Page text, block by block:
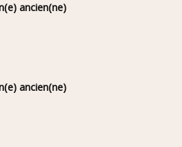
ancien(ne)
ancien(ne)